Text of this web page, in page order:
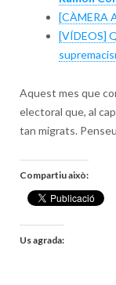
[CÀMERA
[VÍDEOS]
Aquest mes que
electoral que, al
tan migrats.
Compartiu això:
Us agrada: